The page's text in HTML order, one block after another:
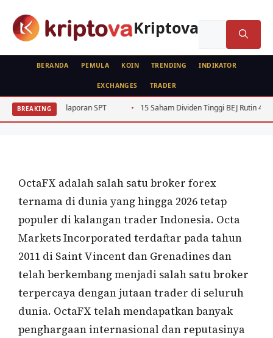
Kriptova
BERANDA PEMULA KOIN TRENDING INDIKATOR
EXCHANGES TRADER
BREAKING
SPT 15 Saham Dividen Tinggi BEJ Rutin 4 Tahun Beruntun
FEATURED REVIEW BROKER
Mulai Trading Forex Sekarang Lewat
OctaFX
OctaFX adalah salah satu broker forex
ternama di dunia yang hingga 2026 tetap
populer di kalangan trader Indonesia. Octa
Markets Incorporated terdaftar pada tahun
2011 di Saint Vincent dan Grenadines dan
telah berkembang menjadi salah satu broker
terpercaya dengan jutaan trader di seluruh
dunia. OctaFX telah mendapatkan banyak
penghargaan internasional dan reputasinya